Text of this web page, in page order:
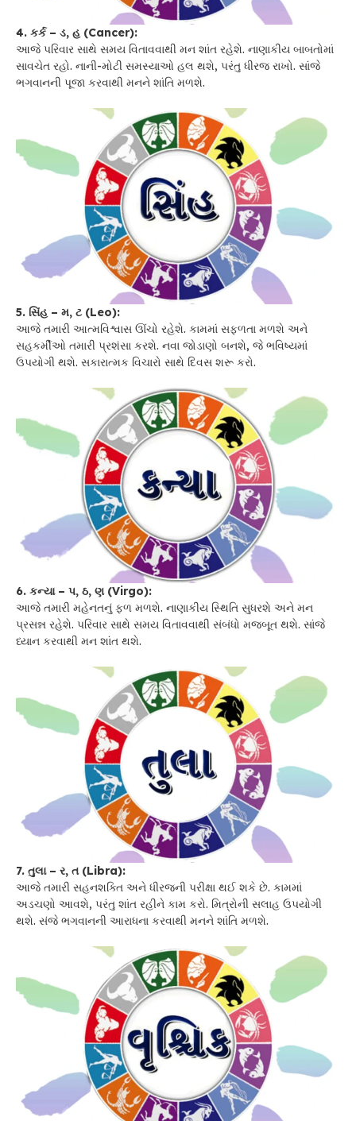
4. કર્ક – ડ, હ (Cancer):
આજે પરિવાર સાથે સમય વિતાવવાથી મન શાંત રહેશે. નાણાકીય બાબતોમાં
સાવચેત રહો. નાની-મોટી સમસ્યાઓ હલ થશે, પરંતુ ધીરજ રાખો. સાંજે
ભગવાનની પૂજા કરવાથી મનને શાંતિ મળશે.
5. સિંહ – મ, ટ (Leo):
આજે તમારી આત્મવિશ્વાસ ઊંચો રહેશે. કામમાં સફળતા મળશે અને
સહકર્મીઓ તમારી પ્રશંસા કરશે. નવા જોડાણો બનશે, જે ભવિષ્યમાં
ઉપયોગી થશે. સકારાત્મક વિચારો સાથે દિવસ શરૂ કરો.
6. કન્યા – પ, ઠ, ણ (Virgo):
આજે તમારી મહેનતનું ફળ મળશે. નાણાકીય સ્થિતિ સુધરશે અને મન
પ્રસન્ન રહેશે. પરિવાર સાથે સમય વિતાવવાથી સંબંધો મજબૂત થશે. સાંજે
ધ્યાન કરવાથી મન શાંત થશે.
7. તુલા – ર, ત (Libra):
આજે તમારી સહનશક્તિ અને ધીરજની પરીક્ષા થઈ શકે છે. કામમાં
અડચણો આવશે, પરંતુ શાંત રહીને કામ કરો. મિત્રોની સલાહ ઉપયોગી
થશે. સંજે ભગવાનની આરાધના કરવાથી મનને શાંતિ મળશે.